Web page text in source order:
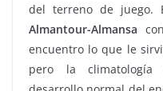
del terreno de juego.
Almantour-Almansa
encuentro lo que le
pero la climatología